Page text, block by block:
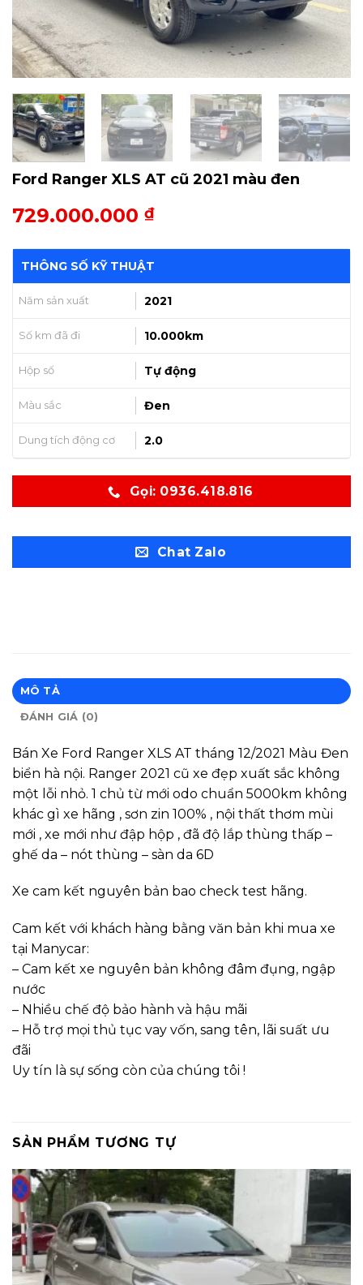
Ford Ranger XLS AT cũ 2021 màu đen
729.000.000 ₫
THÔNG SỐ KỸ THUẬT
Năm sản xuất 2021
Số km đã đi 10.000km
Hộp số Tự động
Màu sắc Đen
Dung tích động cơ 2.0
Gọi: 0936.418.816
Chat Zalo
MÔ TẢ
ĐÁNH GIÁ (0)
Bán Xe Ford Ranger XLS AT tháng 12/2021 Màu Đen
biển hà nội. Ranger 2021 cũ xe đẹp xuất sắc không
một lỗi nhỏ. 1 chủ từ mới odo chuẩn 5000km không
khác gì xe hãng , sơn zin 100% , nội thất thơm mùi
mới , xe mới như đập hộp , đã độ lắp thùng thấp –
ghế da – nót thùng – sàn da 6D
Xe cam kết nguyên bản bao check test hãng.
Cam kết với khách hàng bằng văn bản khi mua xe
tại Manycar:
– Cam kết xe nguyên bản không đâm đụng, ngập
nước
– Nhiều chế độ bảo hành và hậu mãi
– Hỗ trợ mọi thủ tục vay vốn, sang tên, lãi suất ưu
đãi
Uy tín là sự sống còn của chúng tôi !
SẢN PHẨM TƯƠNG TỰ